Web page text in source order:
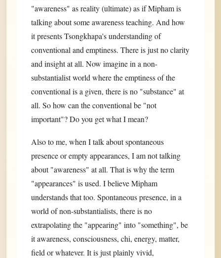
"awareness" as reality (ultimate) as if Mipham is
talking about some awareness teaching. And how
it presents Tsongkhapa's understanding of
conventional and emptiness. There is just no clarity
and insight at all. Now imagine in a non-
substantialist world where the emptiness of the
conventional is a given, there is no "substance" at
all. So how can the conventional be "not
important"? Do you get what I mean?
Also to me, when I talk about spontaneous
presence or empty appearances, I am not talking
about "awareness" at all. That is why the term
"appearances" is used. I believe Mipham
understands that too. Spontaneous presence, in a
world of non-substantialists, there is no
extrapolating the "appearing" into "something", be
it awareness, consciousness, chi, energy, matter,
field or whatever. It is just plainly vivid,